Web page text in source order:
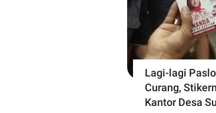
Lagi-lagi
Curang,
Kantor Desa